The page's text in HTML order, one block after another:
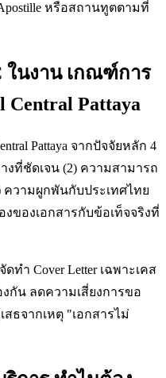
Apostille หรือสถานทูตตามที่
ในงาน เกณฑ์การ
Pattaya
Pattaya จากปัจจัยหลัก 4
งที่ชัดเจน (2) ความสามารถ
ความผูกพันกับประเทศไทย
งของเอกสารกับข้อเท็จจริงที่
ทำ Cover Letter เฉพาะเคส
กัน ลดความเสี่ยงการขอ
สธจากเหตุ "เอกสารไม่